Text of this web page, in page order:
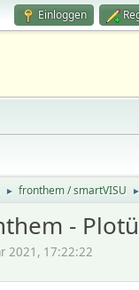
Einloggen
► fronthem / smartVISU ►
-
2021, 17:22:22